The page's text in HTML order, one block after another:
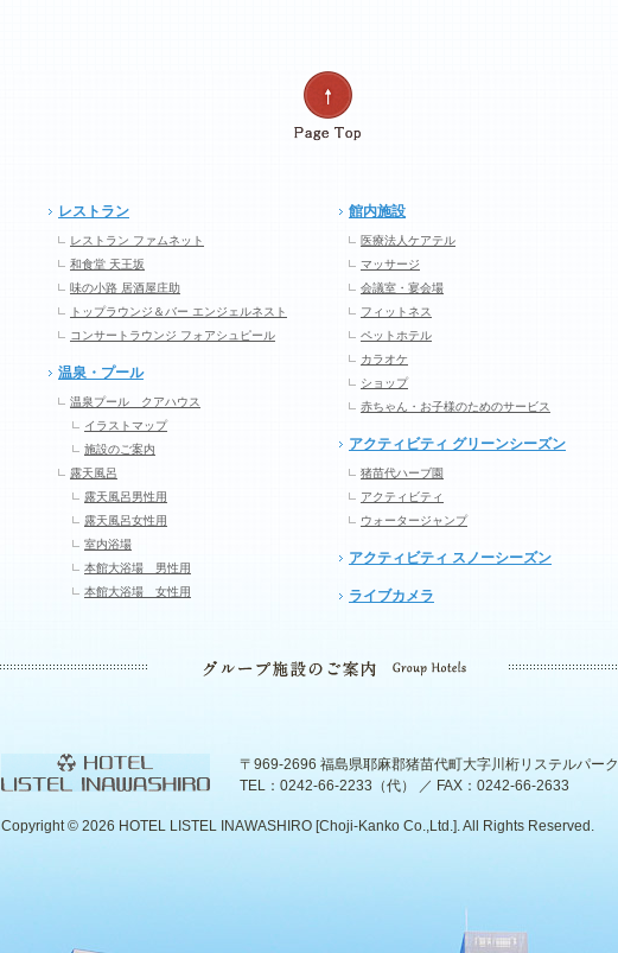
レストラン
レストラン ファムネット
和食堂 天王坂
味の小路 居酒屋庄助
トップラウンジ＆バー エンジェルネスト
コンサートラウンジ フォアシュピール
温泉・プール
温泉プール クアハウス
イラストマップ
施設のご案内
露天風呂
露天風呂男性用
露天風呂女性用
室内浴場
本館大浴場 男性用
本館大浴場 女性用
館内施設
医療法人ケアテル
マッサージ
会議室・宴会場
フィットネス
ペットホテル
カラオケ
ショップ
赤ちゃん・お子様のためのサービス
アクティビティ グリーンシーズン
猪苗代ハーブ園
アクティビティ
ウォータージャンプ
アクティビティ スノーシーズン
ライブカメラ
〒969-2696 福島県耶麻郡猪苗代町大字川桁リステルパーク
TEL：0242-66-2233（代） ／ FAX：0242-66-2633
Copyright © 2026 HOTEL LISTEL INAWASHIRO [Choji-Kanko Co.,Ltd.]. All Rights Reserved.